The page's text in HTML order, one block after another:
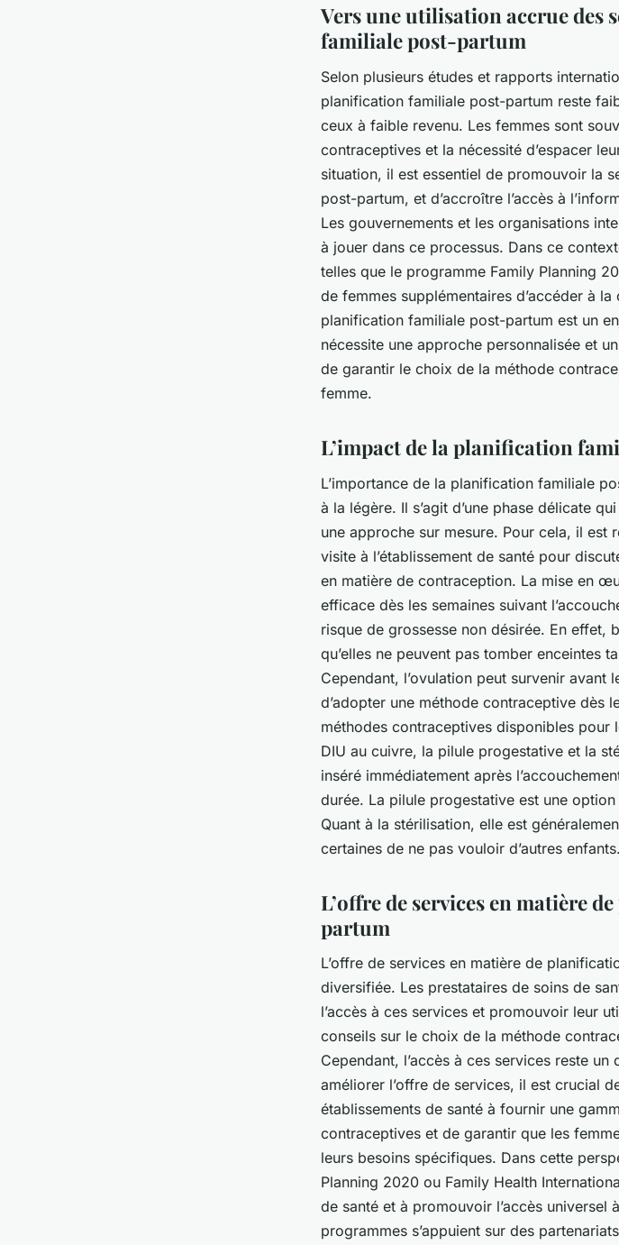
Vers une utilisation accrue des
familiale post-partum
Selon plusieurs études et rapports
planification familiale post-partum reste
ceux à faible revenu. Les femmes sont
contraceptives et la nécessité d’espacer
situation, il est essentiel de promouvoir la
post-partum, et d’accroître l’accès à
Les gouvernements et les organisations
à jouer dans ce processus. Dans ce
telles que le programme Family Planning
de femmes supplémentaires d’accéder à
planification familiale post-partum est un
nécessite une approche personnalisée et
de garantir le choix de la méthode
femme.
L’impact de la planification
L’importance de la planification familiale
à la légère. Il s’agit d’une phase délicate
une approche sur mesure. Pour cela, il est
visite à l’établissement de santé pour
en matière de contraception. La mise en
efficace dès les semaines suivant
risque de grossesse non désirée. En effet,
qu’elles ne peuvent pas tomber enceintes
Cependant, l’ovulation peut survenir avant
d’adopter une méthode contraceptive dès
méthodes contraceptives disponibles
DIU au cuivre, la pilule progestative et la
inséré immédiatement après
durée. La pilule progestative est une
Quant à la stérilisation, elle est
certaines de ne pas vouloir d’autres enfants.
L’offre de services en matière
partum
L’offre de services en matière de
diversifiée. Les prestataires de soins de
l’accès à ces services et promouvoir leur
conseils sur le choix de la méthode
Cependant, l’accès à ces services reste
améliorer l’offre de services, il est crucial
établissements de santé à fournir une
contraceptives et de garantir que les
leurs besoins spécifiques. Dans cette
Planning 2020 ou Family Health
de santé et à promouvoir l’accès universel
programmes s’appuient sur des